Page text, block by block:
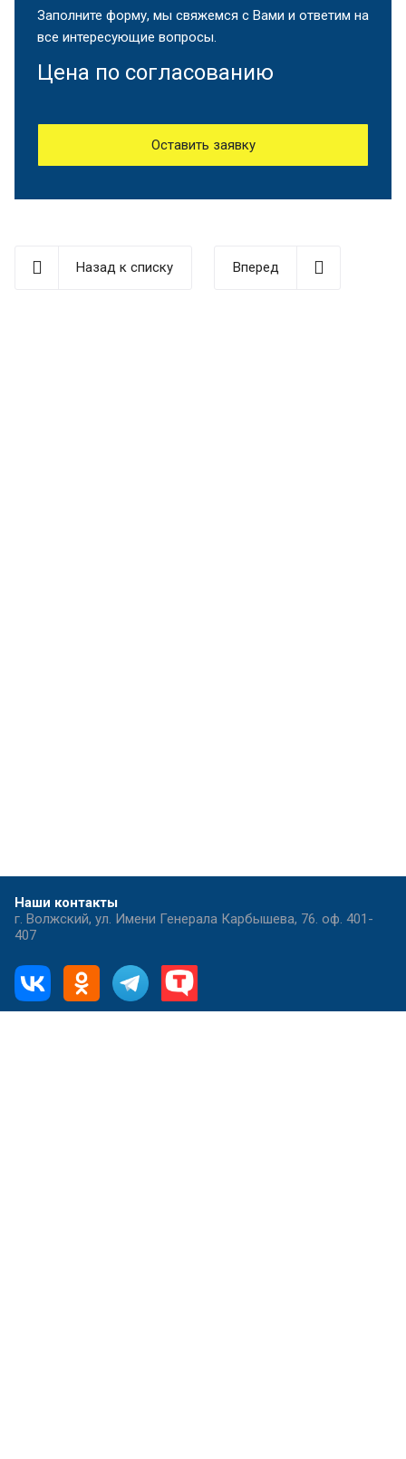
Заполните форму, мы свяжемся с Вами и ответим на
все интересующие вопросы.
Цена по согласованию
Оставить заявку
Назад к списку Вперед
Наши контакты
г. Волжский, ул. Имени Генерала Карбышева, 76. оф. 401-
407